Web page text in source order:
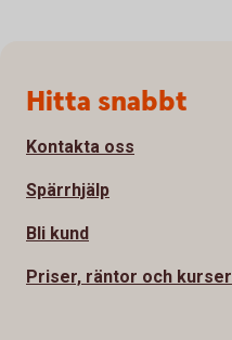
Sidfot
Hitta snabbt
Kontakta oss
Spärrhjälp
Bli kund
Priser, räntor och kurser